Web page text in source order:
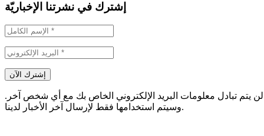
إشترك في نشرتنا الإخباريّة
لن يتم تبادل معلومات البريد الإلكتروني الخاص بك مع أي شخص آخر.
وسيتم استخدامها فقط لإرسال آخر الأخبار لدينا.